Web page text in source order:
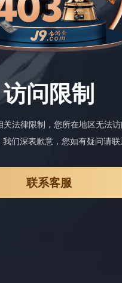
访问限制
法律限制，您所在地区无法
们深表歉意，您如有疑问请联
联系客服